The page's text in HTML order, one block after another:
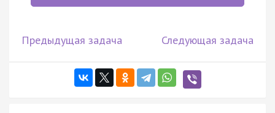
Предыдущая задача Следующая задача